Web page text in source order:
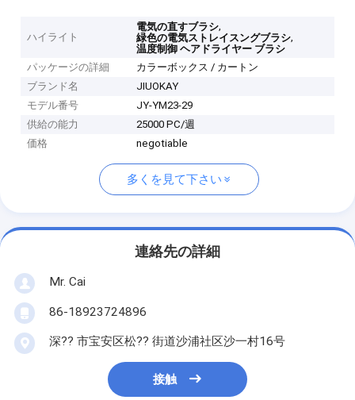
ハイライト
電気の直すブラシ,
緑色の電気ストレイスングブラシ,
温度制御 ヘアドライヤー ブラシ
パッケージの詳細
カラーボックス / カートン
ブランド名
JIUOKAY
モデル番号
JY-YM23-29
供給の能力
25000 PC/週
価格
negotiable
多くを見て下さい
連絡先の詳細
Mr. Cai
86-18923724896
深?? 市宝安区松?? 街道沙浦社区沙一村16号
接触